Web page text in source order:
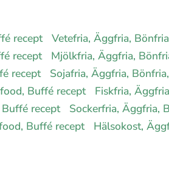
recept Vetefria, Äggfria,
recept
Mjölkfria, Äggfria,
recept
Sojafria, Äggfria,
Buffé recept
Fiskfria,
recept
Sockerfria, Äggfria,
Buffé recept
Hälsokost,